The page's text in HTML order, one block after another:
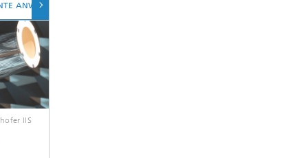
IIS
ANWENDUNGEN